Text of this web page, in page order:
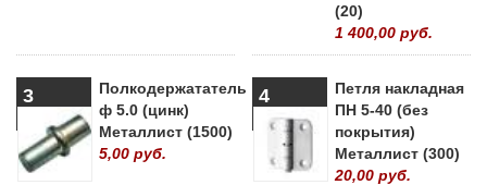
(20)
1 400,00 руб.
3
Полкодержататель
ф 5.0 (цинк)
Металлист (1500)
5,00 руб.
4
Петля накладная
ПН 5-40 (без
покрытия)
Металлист (300)
20,00 руб.